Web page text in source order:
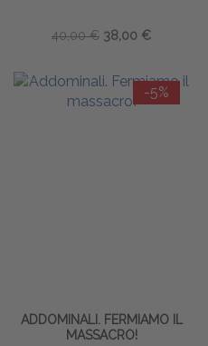
40,00 € 38,00 €
-5%
ADDOMINALI. FERMIAMO IL
MASSACRO!